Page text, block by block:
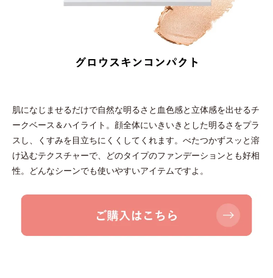
肌になじませるだけで自然な明るさと血色感と立体感を出せるチ
ークベース＆ハイライト。顔全体にいきいきとした明るさをプラ
スし、くすみを目立ちにくくしてくれます。べたつかずスッと溶
け込むテクスチャーで、どのタイプのファンデーションとも好相
性。どんなシーンでも使いやすいアイテムですよ。